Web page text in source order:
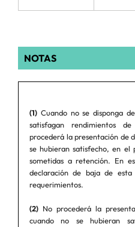
NOTAS
(1)Cuando no se disponga
satisfagan rendimientos
procederá la presentación de
se hubieran satisfecho, en el
sometidas a retención. En
declaración de baja de
requerimientos.
(2)No procederá la
cuando no se hubieran